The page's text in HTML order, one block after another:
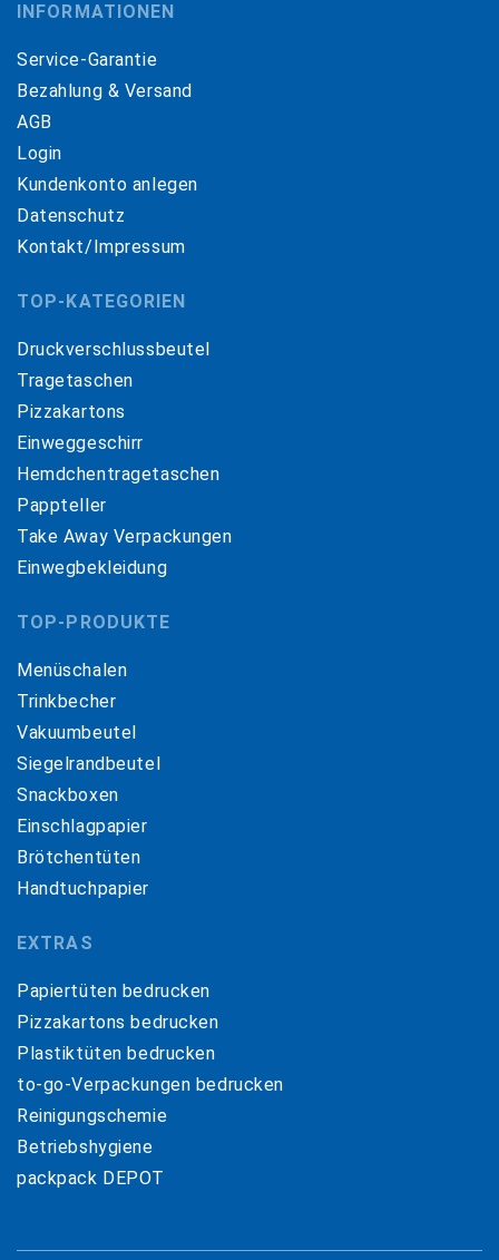
INFORMATIONEN
Service-Garantie
Bezahlung & Versand
AGB
Login
Kundenkonto anlegen
Datenschutz
Kontakt/Impressum
TOP-KATEGORIEN
Druckverschlussbeutel
Tragetaschen
Pizzakartons
Einweggeschirr
Hemdchentragetaschen
Pappteller
Take Away Verpackungen
Einwegbekleidung
TOP-PRODUKTE
Menüschalen
Trinkbecher
Vakuumbeutel
Siegelrandbeutel
Snackboxen
Einschlagpapier
Brötchentüten
Handtuchpapier
EXTRAS
Papiertüten bedrucken
Pizzakartons bedrucken
Plastiktüten bedrucken
to-go-Verpackungen bedrucken
Reinigungschemie
Betriebshygiene
packpack DEPOT